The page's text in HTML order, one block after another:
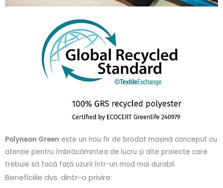
Polyneon Green este un nou fir de brodat mașină conceput cu
atenție pentru îmbrăcămintea de lucru și alte proiecte care
trebuie să facă față uzurii într-un mod mai durabil.
Beneficiile dvs. dintr-o privire: